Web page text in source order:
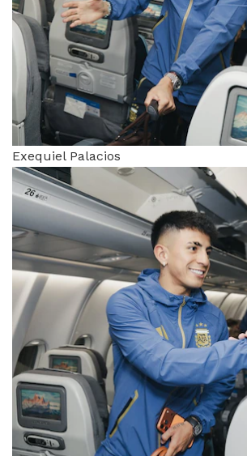
Exequiel Palacios